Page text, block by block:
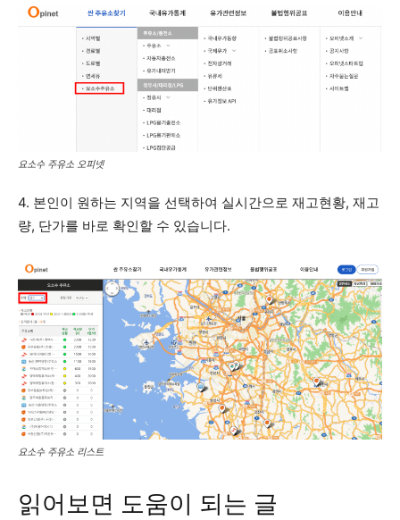
요소수 주유소 오피넷
4. 본인이 원하는 지역을 선택하여 실시간으로 재고현황, 재고
량, 단가를 바로 확인할 수 있습니다.
요소수 주유소 리스트
읽어보면 도움이 되는 글